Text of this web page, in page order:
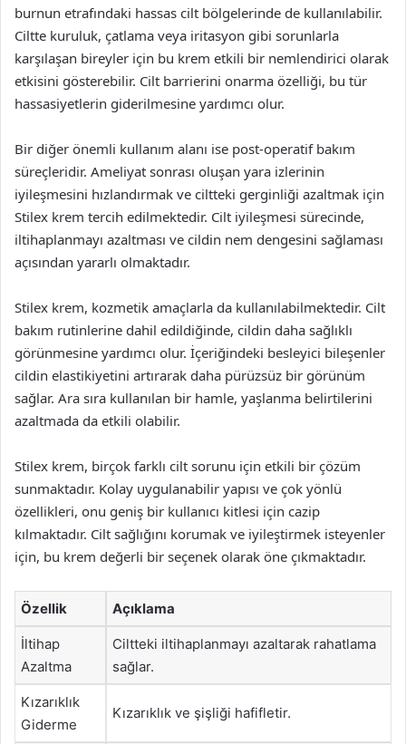
burnun etrafındaki hassas cilt bölgelerinde de kullanılabilir.
Ciltte kuruluk, çatlama veya iritasyon gibi sorunlarla
karşılaşan bireyler için bu krem etkili bir nemlendirici olarak
etkisini gösterebilir. Cilt barrierini onarma özelliği, bu tür
hassasiyetlerin giderilmesine yardımcı olur.
Bir diğer önemli kullanım alanı ise post-operatif bakım
süreçleridir. Ameliyat sonrası oluşan yara izlerinin
iyileşmesini hızlandırmak ve ciltteki gerginliği azaltmak için
Stilex krem tercih edilmektedir. Cilt iyileşmesi sürecinde,
iltihaplanmayı azaltması ve cildin nem dengesini sağlaması
açısından yararlı olmaktadır.
Stilex krem, kozmetik amaçlarla da kullanılabilmektedir. Cilt
bakım rutinlerine dahil edildiğinde, cildin daha sağlıklı
görünmesine yardımcı olur. İçeriğindeki besleyici bileşenler
cildin elastikiyetini artırarak daha pürüzsüz bir görünüm
sağlar. Ara sıra kullanılan bir hamle, yaşlanma belirtilerini
azaltmada da etkili olabilir.
Stilex krem, birçok farklı cilt sorunu için etkili bir çözüm
sunmaktadır. Kolay uygulanabilir yapısı ve çok yönlü
özellikleri, onu geniş bir kullanıcı kitlesi için cazip
kılmaktadır. Cilt sağlığını korumak ve iyileştirmek isteyenler
için, bu krem değerli bir seçenek olarak öne çıkmaktadır.
Özellik Açıklama
İltihap
Azaltma
Ciltteki iltihaplanmayı azaltarak rahatlama
sağlar.
Kızarıklık
Giderme
Kızarıklık ve şişliği hafifletir.